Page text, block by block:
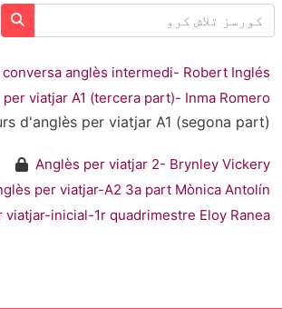
تلاش کرو
conversa anglès intermedi- Robert
per viatjar A1 (tercera part)- Inma
d'anglès per viatjar A1 (segona
Anglès per viatjar 2- Brynley
Anglès per viatjar-A2 3a part Mònica
viatjar-inicial-1r quadrimestre Eloy